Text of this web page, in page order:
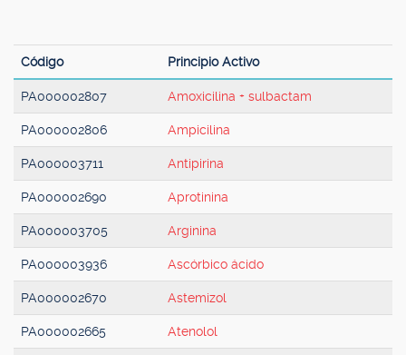
Código Principio Activo
PA000002807 Amoxicilina + sulbactam
PA000002806 Ampicilina
PA000003711 Antipirina
PA000002690 Aprotinina
PA000003705 Arginina
PA000003936 Ascórbico ácido
PA000002670 Astemizol
PA000002665 Atenolol